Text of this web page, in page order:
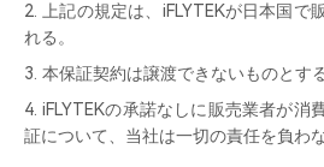
2. 上記の規定は、iFLYTEKが日本国で
れる。
3. 本保証契約は譲渡できないものとする
4. iFLYTEKの承諾なしに販売業者が消
証について、当社は一切の責任を負わ